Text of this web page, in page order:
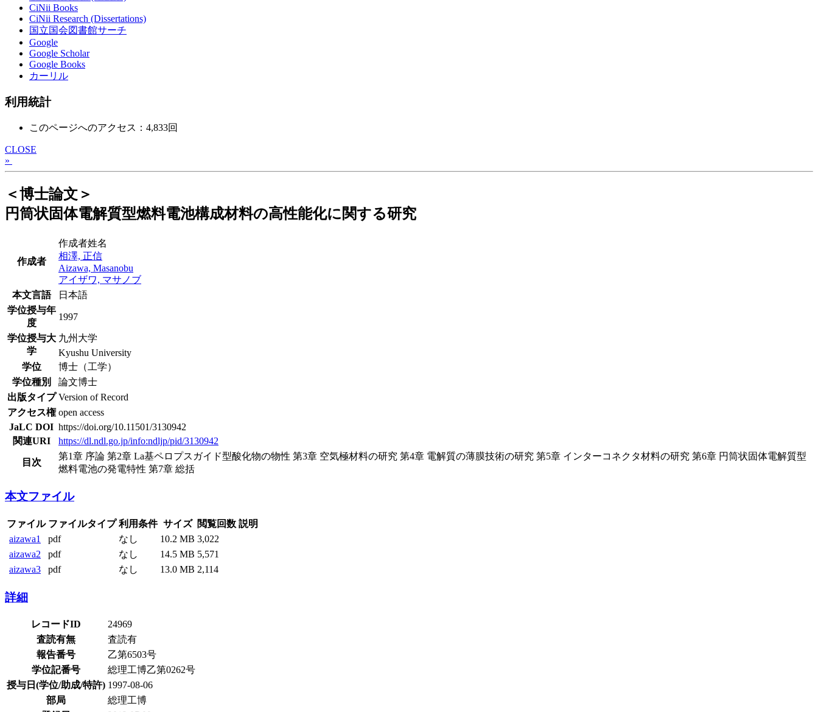
CiNii Books
CiNii Research (Dissertations)
国立国会図書館サーチ
Google
Google Scholar
Google Books
カーリル
利用統計
このページへのアクセス：4,833回
CLOSE
»
＜博士論文＞
円筒状固体電解質型燃料電池構成材料の高性能化に関する研究
作成者
作成者姓名
相澤, 正信
Aizawa, Masanobu
アイザワ, マサノブ
本文言語
日本語
学位授与年
度
1997
学位授与大
学
九州大学
Kyushu University
学位
博士（工学）
学位種別
論文博士
出版タイプ Version of Record
アクセス権 open access
JaLC DOI https://doi.org/10.11501/3130942
関連URI
https://dl.ndl.go.jp/info:ndljp/pid/3130942
目次
第1章 序論 第2章 La基ペロプスガイド型酸化物の物性 第3章 空気極材料の研究 第4章 電解質の薄膜技術の研究 第5章 インターコネクタ材料の研究 第6章 円筒状固体電解質型
燃料電池の発電特性 第7章 総括
本文ファイル
ファイル ファイルタイプ 利用条件 サイズ 閲覧回数 説明
aizawa1
pdf なし 10.2 MB 3,022
aizawa2
pdf なし 14.5 MB 5,571
aizawa3
pdf なし 13.0 MB 2,114
詳細
レコードID
24969
査読有無
査読有
報告番号
乙第6503号
学位記番号
総理工博乙第0262号
授与日(学位/助成/特許) 1997-08-06
部局
総理工博